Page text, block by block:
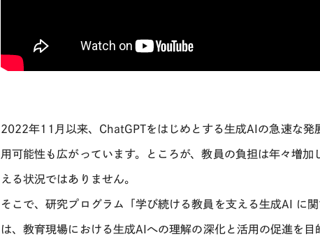
2022年11 月以来、 ChatGPTをはじめとする生成AI の急速な発
用可能性も広がっています。ところが、教員の負担は年々増
える状況ではありません。
そこで、研究プログラム「学び続ける教員を支える生成AI に
は、教育現場における生成AI への理解の深化と活用の促進を